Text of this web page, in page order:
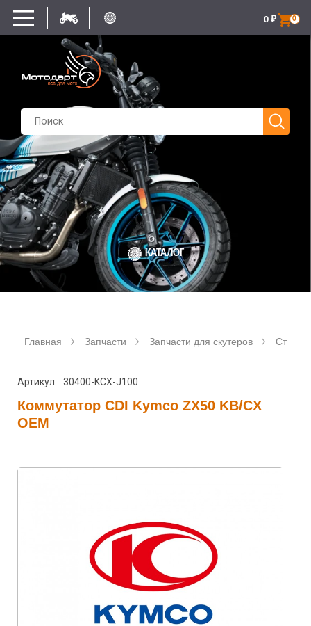
0
0 ₽
КАТАЛОГ
Главная Запчасти Запчасти для скутеров
Артикул: 30400-KCX-J100
Коммутатор CDI Kymco ZX50 KB/CX
OEM